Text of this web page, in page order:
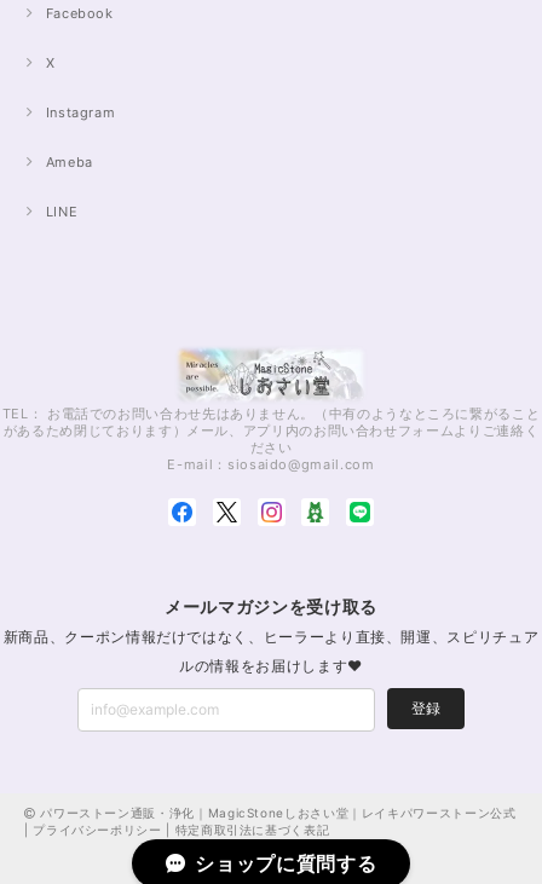
Facebook
X
Instagram
Ameba
LINE
TEL： お電話でのお問い合わせ先はありません。（中有のようなところに繋がること
があるため閉じております）メール、アプリ内のお問い合わせフォームよりご連絡く
ださい
E-mail： siosaido@gmail.com
メールマガジンを受け取る
新商品、クーポン情報だけではなく、ヒーラーより直接、開運、スピリチュア
ルの情報をお届けします♥
登録
パワーストーン通販・浄化｜MagicStoneしおさい堂｜レイキパワーストーン公式
プライバシーポリシー 特定商取引法に基づく表記
ショップに質問する